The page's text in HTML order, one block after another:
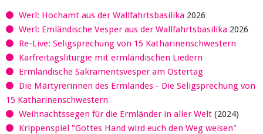
Werl: Hochamt aus der Wallfahrtsbasilika 2026
Werl: Emländische Vesper aus der Wallfahrtsbasilika 2026
Re-Live: Seligsprechung von 15 Katharinenschwestern
Karfreitagsliturgie mit ermländischen Liedern
Ermländische Sakramentsvesper am Ostertag
Die Märtyrerinnen des Ermlandes - Die Seligsprechung von
15 Katharinenschwestern
Weihnachtssegen für die Ermländer in aller Welt (2024)
Krippenspiel "Gottes Hand wird euch den Weg weisen"